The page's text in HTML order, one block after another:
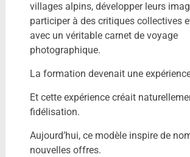
villages alpins, développer leurs
participer à des critiques collectives
avec un véritable carnet de voyage
photographique.
La formation devenait une
Et cette expérience créait
fidélisation.
Aujourd’hui, ce modèle inspire de
nouvelles offres.